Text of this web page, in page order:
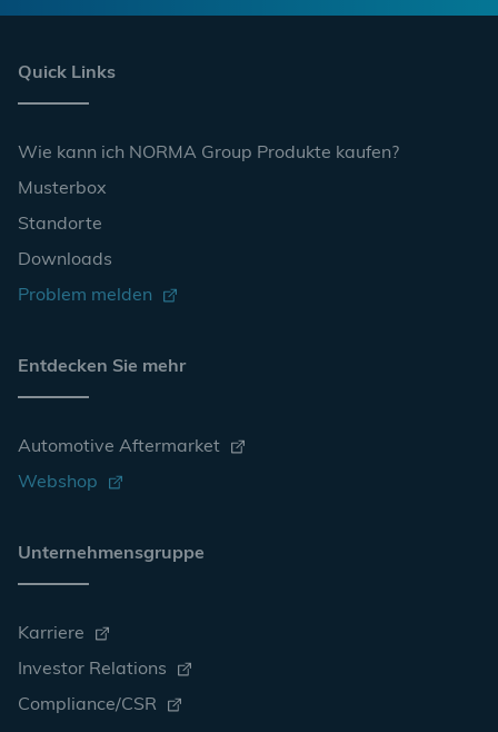
Quick Links
Wie kann ich NORMA Group Produkte kaufen?
Musterbox
Standorte
Downloads
Problem melden
Entdecken Sie mehr
Automotive Aftermarket
Webshop
Unternehmensgruppe
Karriere
Investor Relations
Compliance/CSR